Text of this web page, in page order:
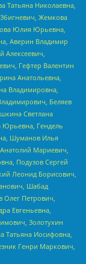
Татьяна Николаевна,
Жемкова
Юлия Юрьевна,
Аверин Владимир
Алексеевич,
Гефтер Валентин
Анатольевна,
Владимировна,
Беляев
Светлана
Юрьевна, Гендель
Шуманов Илья
Мариевич,
Подузов Сергей
Леонид Борисович,
Шабад
Олег Петрович,
Евгеньевна,
Золотухин
Татьяна Иосифовна,
Генри Маркович,